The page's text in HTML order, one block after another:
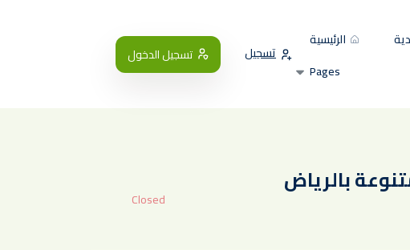
الرئيسية
Pages
تسجيل تسجيل الدخول
Closed